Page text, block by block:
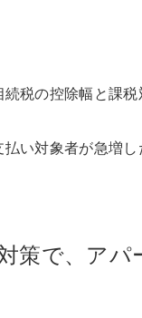
税の控除幅と課税
い対象者が急増し
策で、アパ